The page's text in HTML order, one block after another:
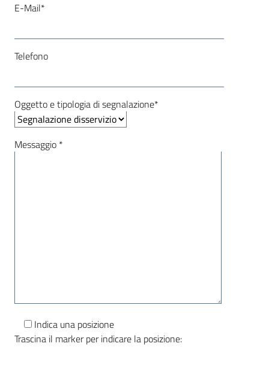
E-Mail*
Telefono
Oggetto e tipologia di segnalazione*
Messaggio *
Indica una posizione
Trascina il marker per indicare la posizione: